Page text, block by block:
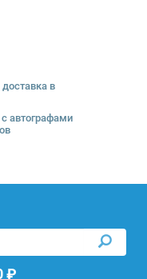
в
с автографами
₽